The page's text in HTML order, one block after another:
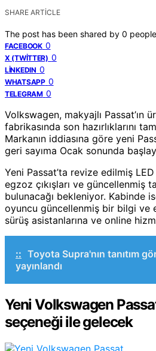
SHARE ARTICLE
The post has been shared by 0
FACEBOOK 0
X (TWITTER) 0
LINKEDIN 0
WHATSAPP 0
TELEGRAM 0
Volkswagen, makyajlı Passat’ın
fabrikasında son hazırlıklarını
Markanın iddiasına göre yeni
geri sayıma Ocak sonunda
Yeni Passat’ta revize edilmiş
egzoz çıkışları ve güncellenmiş
bulunacağı bekleniyor. Kabinde
oyuncu güncellenmiş bir bilgi ve
sürüş asistanlarına ve online
:: Toyota Supra'nın tanıtım
yayınlandı
Yeni Volkswagen
seçeneği ile gelecek